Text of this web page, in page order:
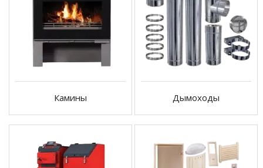
Камины Дымоходы